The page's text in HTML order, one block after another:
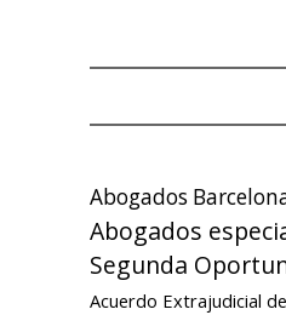
Abogados
Abogados
Segunda
Acuerdo Extrajudicial